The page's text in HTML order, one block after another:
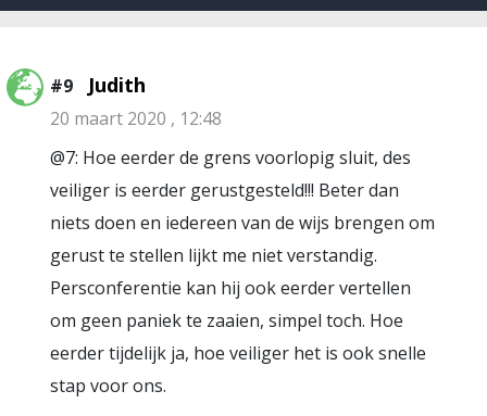
#9 Judith
20 maart 2020 , 12:48
@7: Hoe eerder de grens voorlopig sluit, des
veiliger is eerder gerustgesteld!!! Beter dan
niets doen en iedereen van de wijs brengen om
gerust te stellen lijkt me niet verstandig.
Persconferentie kan hij ook eerder vertellen
om geen paniek te zaaien, simpel toch. Hoe
eerder tijdelijk ja, hoe veiliger het is ook snelle
stap voor ons.